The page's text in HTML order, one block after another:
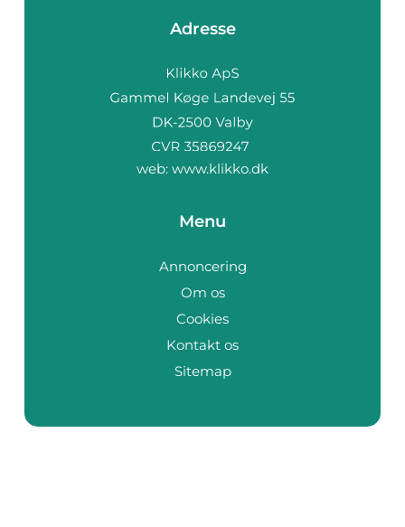
Adresse
web: www.klikko.dk
Menu
Annoncering
Om os
Cookies
Kontakt os
Sitemap